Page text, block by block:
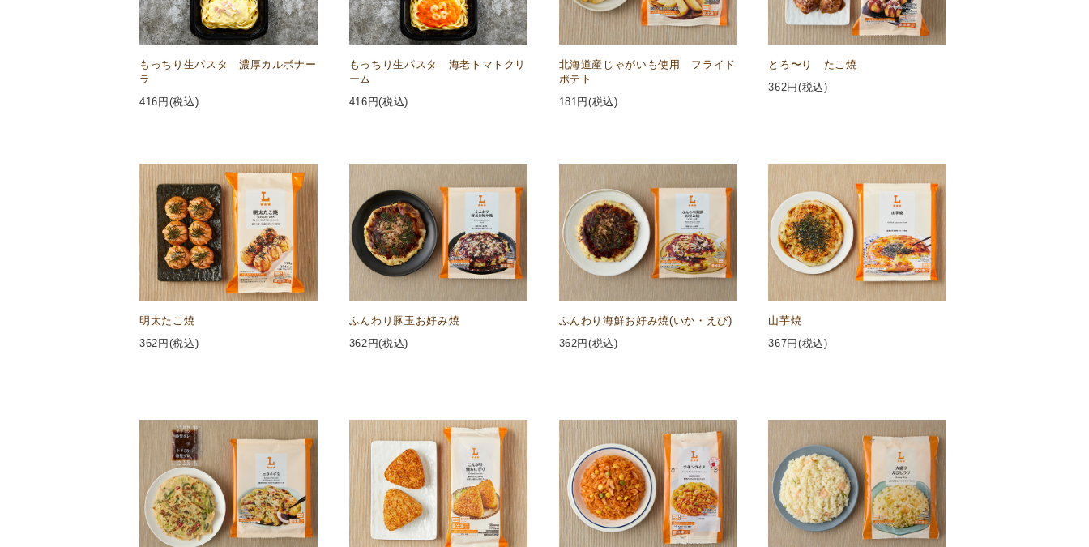
もっちり生パスタ 濃厚カルボナー
ラ
416 円(税込)
もっちり生パスタ 海老トマトクリ
ーム
416 円(税込)
北海道産じゃがいも使用 フライド
ポテト
181円(税込)
とろ〜り たこ焼
362円(税込)
明太たこ焼
362 円(税込)
ふんわり豚玉お好み焼
362 円(税込)
ふんわり海鮮お好み焼(いか・えび)
362円(税込)
山芋焼
367円(税込)